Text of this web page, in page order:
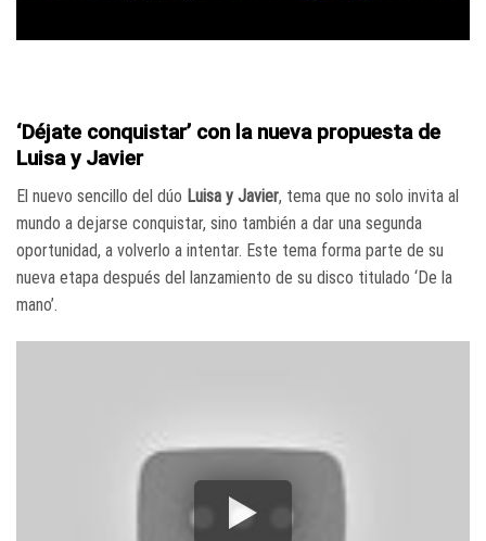
‘Déjate conquistar’ con la nueva propuesta de
Luisa y Javier
El nuevo sencillo del dúo Luisa y Javier, tema que no solo invita al
mundo a dejarse conquistar, sino también a dar una segunda
oportunidad, a volverlo a intentar. Este tema forma parte de su
nueva etapa después del lanzamiento de su disco titulado ‘De la
mano’.